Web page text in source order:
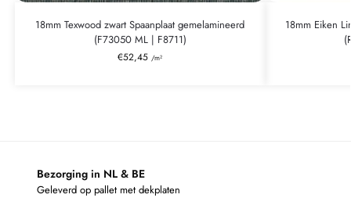
18mm Texwood zwart Spaanplaat gemelamineerd
(F73050 ML | F8711)
€52,45 /m²
18mm Eiken
Bezorging in NL & BE
Geleverd op pallet met dekplaten